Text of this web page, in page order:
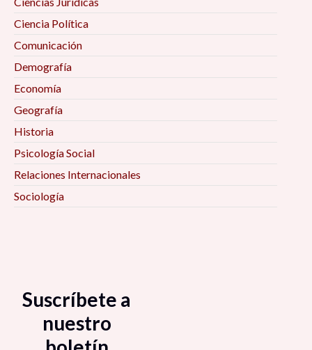
Ciencia Política
Comunicación
Demografía
Economía
Geografía
Historia
Psicología Social
Relaciones Internacionales
Sociología
Suscríbete a
nuestro